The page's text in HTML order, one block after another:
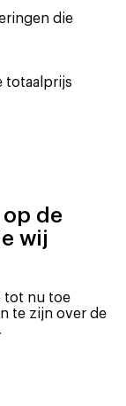
die
totaalprijs
de
wij
tot nu toe
te zijn over de